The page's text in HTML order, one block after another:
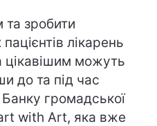
та зробити
лікарень
можуть
до та під час
громадської
with Art, яка вже